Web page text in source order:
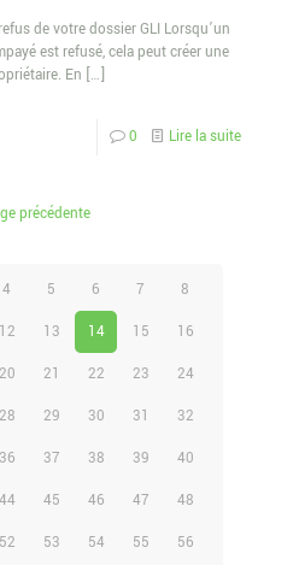
de votre dossier GLI Lorsqu’un
est refusé, cela peut créer une
En […]
0 Lire la suite
précédente
4 5 6 7 8
12 13 14 15 16
20 21 22 23 24
28 29 30 31 32
36 37 38 39 40
44 45 46 47 48
52 53 54 55 56